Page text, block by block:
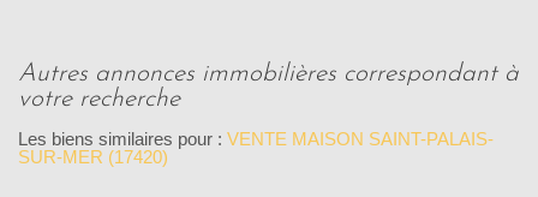
autres annonces immobilières correspondant à
votre recherche
Les biens similaires pour : VENTE MAISON SAINT-PALAIS-
SUR-MER (17420)